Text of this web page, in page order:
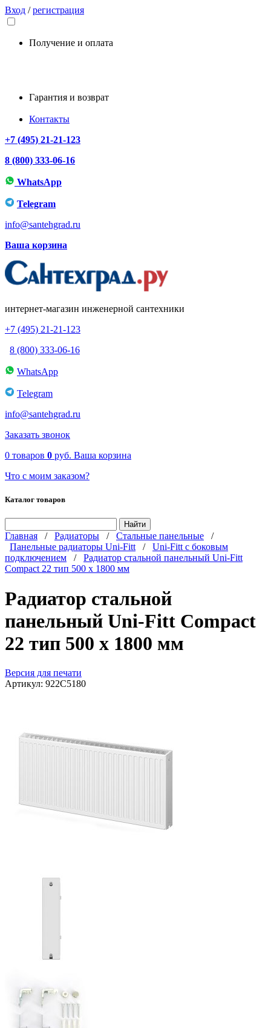
Вход /регистрация
Получение и оплата
Гарантия и возврат
Контакты
+7 (495) 21-21-123
8 (800) 333-06-16
WhatsApp
Telegram
info@santehgrad.ru
Ваша корзина
интернет-магазин инженерной сантехники
+7 (495) 21-21-123
8 (800) 333-06-16
WhatsApp
Telegram
info@santehgrad.ru
Заказать звонок
0 товаров 0 руб. Ваша корзина
Что с моим заказом?
Каталог товаров
Главная / Радиаторы / Стальные панельные /
Панельные радиаторы Uni-Fitt / Uni-Fitt с боковым
подключением / Радиатор стальной панельный Uni-Fitt
Compact 22 тип 500 х 1800 мм
Радиатор стальной
панельный Uni-Fitt Compact
22 тип 500 х 1800 мм
Версия для печати
Артикул: 922C5180